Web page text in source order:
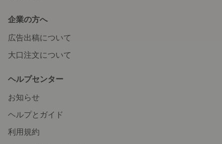
企業の方へ
広告出稿について
大口注文について
ヘルプセンター
お知らせ
ヘルプとガイド
利用規約